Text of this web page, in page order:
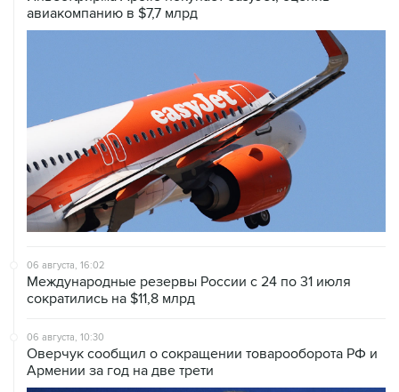
авиакомпанию в $7,7 млрд
06 августа, 16:02
Международные резервы России с 24 по 31 июля
сократились на $11,8 млрд
06 августа, 10:30
Оверчук сообщил о сокращении товарооборота РФ и
Армении за год на две трети